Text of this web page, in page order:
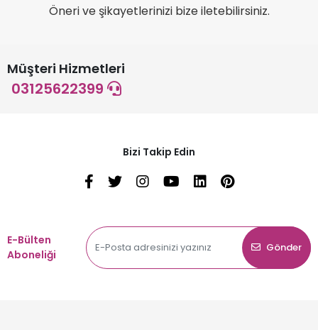
Öneri ve şikayetlerinizi bize iletebilirsiniz.
Müşteri Hizmetleri
03125622399
Bizi Takip Edin
E-Bülten
Aboneliği
Gönder